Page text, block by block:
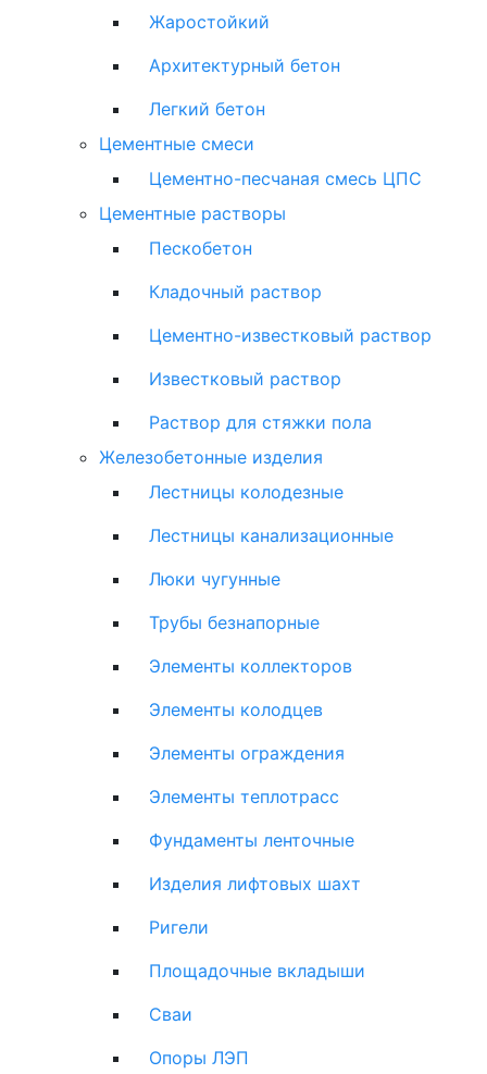
Жаростойкий
Архитектурный бетон
Легкий бетон
Цементные смеси
Цементно-песчаная смесь ЦПС
Цементные растворы
Пескобетон
Кладочный раствор
Цементно-известковый раствор
Известковый раствор
Раствор для стяжки пола
Железобетонные изделия
Лестницы колодезные
Лестницы канализационные
Люки чугунные
Трубы безнапорные
Элементы коллекторов
Элементы колодцев
Элементы ограждения
Элементы теплотрасс
Фундаменты ленточные
Изделия лифтовых шахт
Ригели
Площадочные вкладыши
Сваи
Опоры ЛЭП